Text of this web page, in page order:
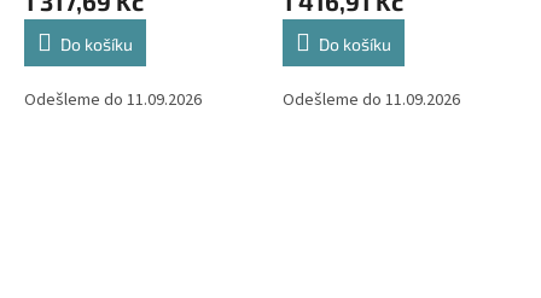
Do košíku
Odešleme do 11.09.2026
Do košíku
Odešleme do 11.09.2026